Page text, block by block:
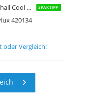
Diffuser 550ML Aroma Diffuser Ultraschall Cool Mist SPARTIPP
420134
oder Vergleich!